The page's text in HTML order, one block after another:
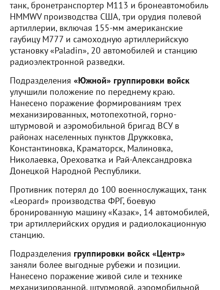
танк, бронетранспортер М113 и бронеавтомобиль
HMMWV производства США, три орудия полевой
артиллерии, включая 155-мм американские
гаубицу М777 и самоходную артиллерийскую
установку «Paladin», 20 автомобилей и станцию
радиоэлектронной разведки.
Подразделения «Южной» группировки войск
улучшили положение по переднему краю.
Нанесено поражение формированиям трех
механизированных, мотопехотной, горно-
штурмовой и аэромобильной бригад ВСУ в
районах населенных пунктов Дружковка,
Константиновка, Краматорск, Малиновка,
Николаевка, Ореховатка и Рай-Александровка
Донецкой Народной Республики.
Противник потерял до 100 военнослужащих, танк
«Leopard» производства ФРГ, боевую
бронированную машину «Казак», 14 автомобилей,
три артиллерийских орудия и радиолокационную
станцию.
Подразделения группировки войск «Центр»
заняли более выгодные рубежи и позиции.
Нанесено поражение живой силе и технике
механизированной, штурмовой, аэромобильной